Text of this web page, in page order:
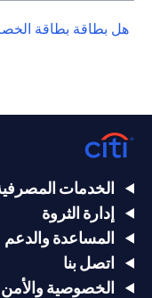
هل بطاقة بطاقة
الخدمات
إدارة الثروة
المساعدة والدعم
اتصل بنا
الخصوصية والأمن